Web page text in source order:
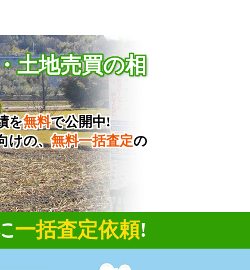
土地売買の相
を無料で公開中!
けの、無料一括査定の
一括査定依頼!